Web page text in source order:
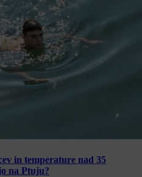
in temperature nad 35
na Ptuju?